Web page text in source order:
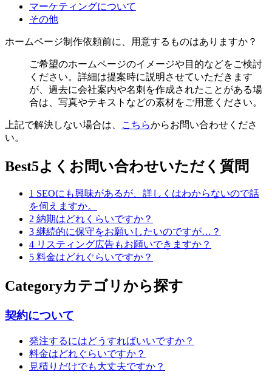
マーケティングについて
その他
ホームページ制作依頼前に、用意するものはありますか？
ご希望のホームページのイメージや目的などをご検討
ください。詳細は提案時に説明させていただきます
が、過去に会社案内や名刺を作成されたことがある場
合は、写真やテキストなどの素材をご用意ください。
上記で解決しない場合は、 こちらからお問い合わせくださ
い。
Best5よくお問い合わせいただく質問
1 SEOにも興味があるが、詳しくはわからないので話
を伺えますか。
2 納期はどれくらいですか？
3 継続的に保守をお願いしたいのですが…？
4 リスティング広告もお願いできますか？
5 料金はどれぐらいですか？
Categoryカテゴリから探す
契約について
発注するにはどうすればいいですか？
料金はどれぐらいですか？
見積りだけでも大丈夫ですか？